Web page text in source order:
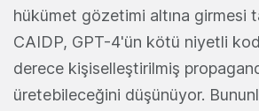
hükümet gözetimi altına girmesi
CAIDP, GPT-4'ün kötü niyetli
derece kişiselleştirilmiş
üretebileceğini düşünüyor.